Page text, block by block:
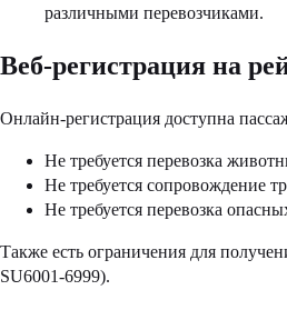
различными перевозчиками.
Веб-регистрация на
Онлайн-регистрация доступна
Не требуется перевозка
Не требуется сопровождение
Не требуется перевозка
Также есть ограничения для
SU6001-6999).